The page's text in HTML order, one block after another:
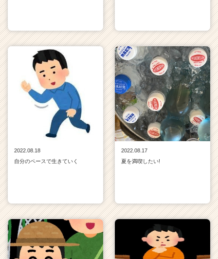
2022.08.18
自分のペースで生きていく
2022.08.17
夏を満喫したい!